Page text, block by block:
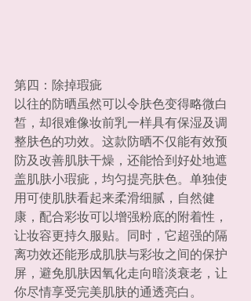
第四：除掉瑕疵
以往的防晒虽然可以令肤色变得略微白
皙，却很难像妆前乳一样具有保湿及调
整肤色的功效。这款防晒不仅能有效预
防及改善肌肤干燥，还能恰到好处地遮
盖肌肤小瑕疵，均匀提亮肤色。单独使
用可使肌肤看起来柔滑细腻，自然健
康，配合彩妆可以增强粉底的附着性，
让妆容更持久服贴。同时，它超强的隔
离功效还能形成肌肤与彩妆之间的保护
屏，避免肌肤因氧化走向暗淡衰老，让
你尽情享受完美肌肤的通透亮白。